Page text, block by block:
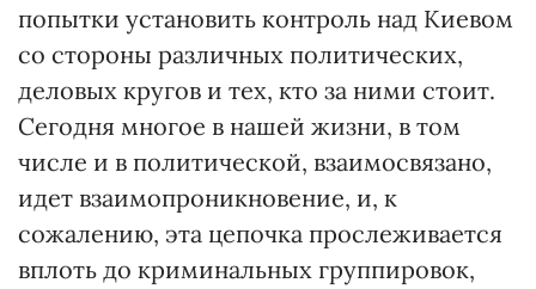
попытки установить контроль над Киевом
со стороны различных политических,
деловых кругов и тех, кто за ними стоит.
Сегодня многое в нашей жизни, в том
числе и в политической, взаимосвязано,
идет взаимопроникновение, и, к
сожалению, эта цепочка прослеживается
вплоть до криминальных группировок,